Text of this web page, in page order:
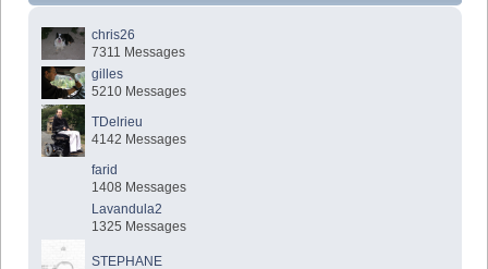
chris26
7311 Messages
gilles
5210 Messages
TDelrieu
4142 Messages
farid
1408 Messages
Lavandula2
1325 Messages
STEPHANE